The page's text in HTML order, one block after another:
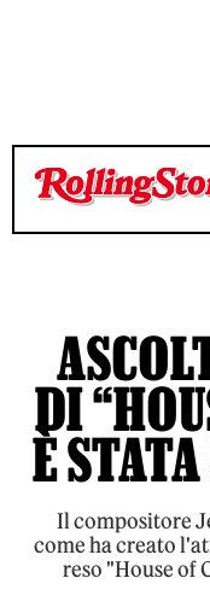
TEMPO DI LETTURA 4
TEMPO DI LETTURA 4
DI
È
Il compositore
come ha creato
reso "House of